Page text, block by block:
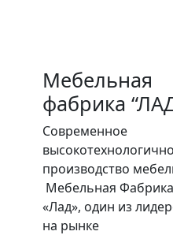
Мебельная
фабрика
Современное
производство
Мебельная Фабрика
«Лад», один из
на рынке